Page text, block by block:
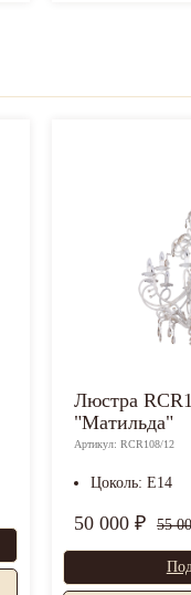
Люстра
"Матильда"
Артикул: RCR108/12
Цоколь: E14
50 000 ₽ 55